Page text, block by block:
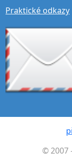
Praktické odkazy
© 2007